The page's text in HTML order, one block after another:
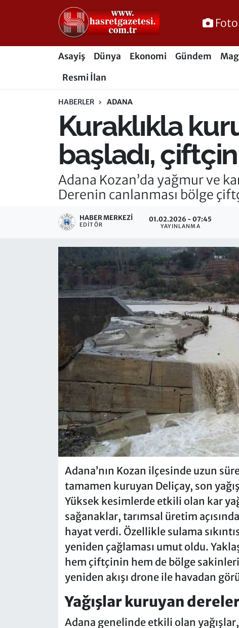
Asayiş Dünya Ekonomi Gündem
Resmi İlan
HABERLER ADANA
Kuraklıkla
başladı,
Adana Kozan’da yağmur ve
Derenin canlanması bölge
HABER MERKEZI
EDITÖR
01.02.2026 - 07:45
YAYINLANMA
Adana’nın Kozan ilçesinde uzun
tamamen kuruyan Deliçay, son
Yüksek kesimlerde etkili olan kar
sağanaklar, tarımsal üretim
hayat verdi. Özellikle sulama
yeniden çağlaması umut oldu.
hem çiftçinin hem de bölge
yeniden akışı drone ile havadan
Yağışlar kuruyan
Adana genelinde etkili olan
Osmaniye Nöbetçi Eczaneler
Osmaniye Hava Durumu
Süper Lig Puan Durumu ve Fikstür
Tüm Manşetler
Son Dakika Haberleri
Haber Arşivi